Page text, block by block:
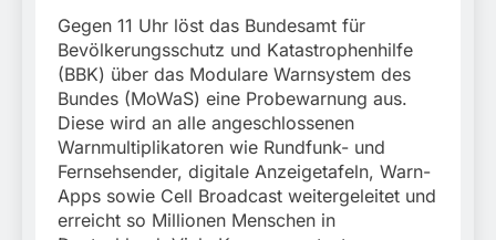
Gegen 11 Uhr löst das Bundesamt für
Bevölkerungsschutz und Katastrophenhilfe
(BBK) über das Modulare Warnsystem des
Bundes (MoWaS) eine Probewarnung aus.
Diese wird an alle angeschlossenen
Warnmultiplikatoren wie Rundfunk- und
Fernsehsender, digitale Anzeigetafeln, Warn-
Apps sowie Cell Broadcast weitergeleitet und
erreicht so Millionen Menschen in